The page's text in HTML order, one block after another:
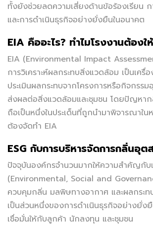
ทั้งยังช่วยลดความเสี่ยงด้านข้อร้องเรียน
และการดำเนินธุรกิจอย่างยั่งยืนในอนาคต
EIA คืออะไร? ทำไมโรงงานต้อง
EIA (Environmental Impact
การวิเคราะห์ผลกระทบสิ่งแวดล้อม เป็นเค
ประเมินผลกระทบจากโครงการหรือกิจกรร
ส่งผลต่อสิ่งแวดล้อมและชุมชน โดยปัญหา
ถือเป็นหนึ่งในประเด็นที่ถูกนำมาพิจารณาใน
ต้องจัดทำ EIA
ESG กับการบริหารจัดการกลิ่นอุต
ปัจจุบันองค์กรจำนวนมากให้ความสำคัญกับ
(Environmental, Social and
ควบคุมกลิ่น มลพิษทางอากาศ และผลกระ
เป็นส่วนหนึ่งของการดำเนินธุรกิจอย่างยั่ง
เชื่อมั่นให้กับลูกค้า นักลงทุน และชุมชน